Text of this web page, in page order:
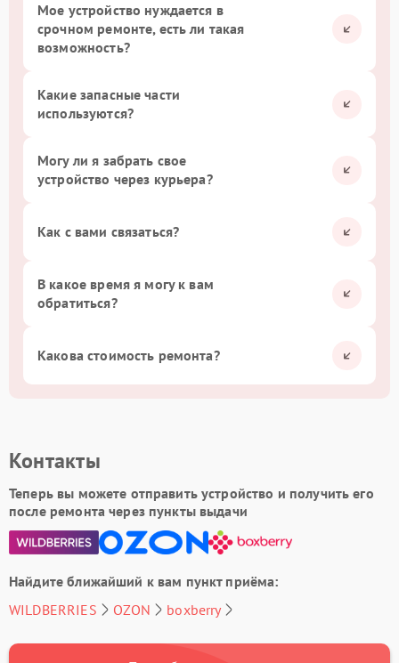
Мое устройство нуждается в
срочном ремонте, есть ли такая
возможность?
Какие запасные части
используются?
Могу ли я забрать свое
устройство через курьера?
Как с вами связаться?
В какое время я могу к вам
обратиться?
Какова стоимость ремонта?
Контакты
Теперь вы можете отправить устройство и получить его
после ремонта через пункты выдачи
Найдите ближайший к вам пункт приёма:
WILDBERRIES
OZON boxberry